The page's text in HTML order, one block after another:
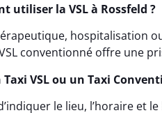
utiliser la VSL à Rossfeld ?
hospitalisation
conventionné offre une
VSL ou un Taxi
le lieu, l’horaire et